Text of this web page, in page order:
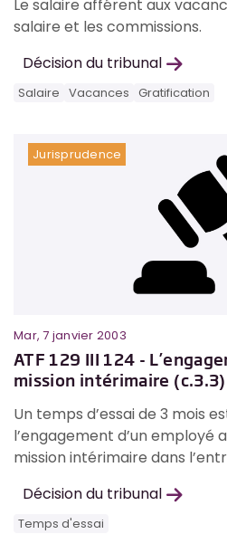
Le salaire afférent aux
salaire et les commissions.
Décision du tribunal
Salaire Vacances Gratification
Jurisprudence
Mar, 7 janvier 2003
ATF 129 III 124 -
mission intérimaire (c.3.3)
Un temps d’essai de 3 mois
l’engagement d’un employé
mission intérimaire dans
Décision du tribunal
Temps d'essai